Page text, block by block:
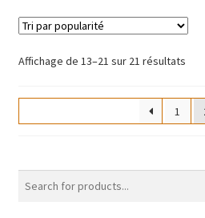
Affichage de 13–21 sur 21 résultatsTrié
1